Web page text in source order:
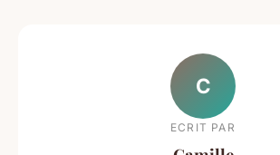
C
ECRIT PAR